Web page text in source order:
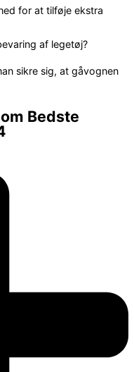
for at tilføje ekstra
af legetøj?
sikre sig, at gåvognen
Bedste